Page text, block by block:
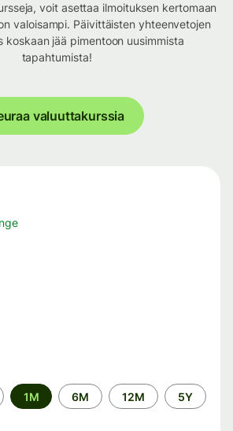
voit asettaa ilmoituksen kertomaan
valoisampi. Päivittäisten yhteenvetojen
koskaan jää pimentoon uusimmista
tapahtumista!
valuuttakurssia
1M 6M 12M 5Y